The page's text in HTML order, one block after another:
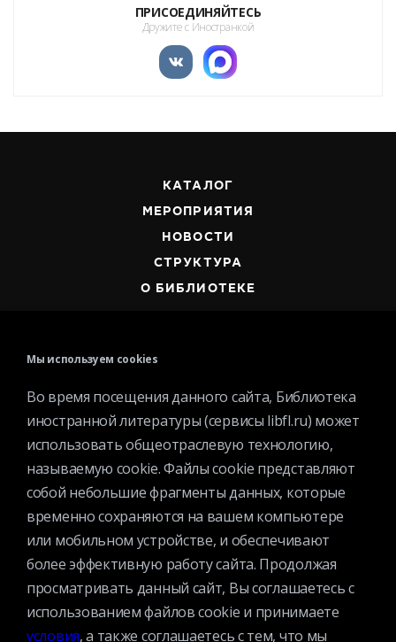
ПРИСОЕДИНЯЙТЕСЬ
Дружите с Иностранкой
КАТАЛОГ
МЕРОПРИЯТИЯ
НОВОСТИ
СТРУКТУРА
О БИБЛИОТЕКЕ
Контактная информация
Вакансии
Услуги
История библиотеки
Спецпроекты
Премии
Официальные документы
Противодействие коррупции
Мы используем cookies
Во время посещения данного сайта, Библиотека
иностранной литературы (сервисы libfl.ru) может
использовать общеотраслевую технологию,
называемую cookie. Файлы cookie представляют
собой небольшие фрагменты данных, которые
временно сохраняются на вашем компьютере
или мобильном устройстве, и обеспечивают
более эффективную работу сайта. Продолжая
просматривать данный сайт, Вы соглашаетесь с
использованием файлов cookie и принимаете
условия, а также соглашаетесь с тем, что мы